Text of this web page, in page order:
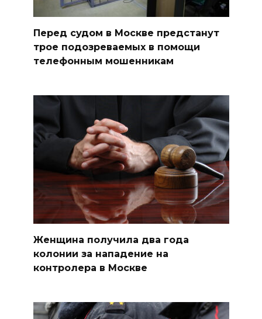
Перед судом в Москве предстанут
трое подозреваемых в помощи
телефонным мошенникам
Женщина получила два года
колонии за нападение на
контролера в Москве